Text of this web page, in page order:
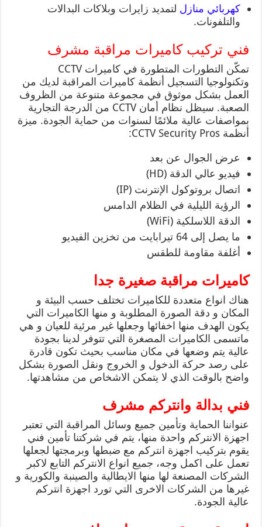
كهربائي منازل لتمديد زايرات وبلاكات البدالات
والتلفونات.
فني تركيب كاميرات مراقبة مشرف
تمكّن التطورات المتطورة في كاميرات CCTV
وتكنولوجيا التسجيل أنظمة كاميرات المراقبة لديك من
العمل بشكل موثوق في مجموعة متنوعة من الظروف
الصعبة. سيظل نظام أمان CCTV من الدرجة التجارية
بمواصفات عالية ملائمًا لسنوات من حماية الجودة. ميزة
أنظمة CCTV Security Pros:
عرض الجوال عن بعد
فيديو عالي الدقة (HD)
اتصال بروتوكول الإنترنت (IP)
الرؤية الليلية في الظلام الدامس
الدقة اللاسلكية (WiFi)
ما يصل إلى 64 تيرابايت من تخزين الفيديو
أغلفة مقاومة للطقس
كاميرات مراقبة صغيرة جدا
هناك انواع متعددة للكاميرات تختلف حسب البيئة و
المكان و دقة الصورة المطلوبة و منها الكاميرات التي
يكون الهدف منها اخفائها وجعلها غير مرئية للعيان و هي
ماتسمى الكاميرات المصغرة التي تتوفر لدينا بجودة
عالية يتم وضعها في مكان مناسب بحيث تكون قادرة
على رصد حركة الدخول و الخروج ونقل الصورة بشكل
واضح بالوقت الذي لا يتمكن الاشخاص من مشاهدتها.
فني بدالة وانتركم مشرف
عنواننا الحماية وتأمين جميع وسائل المراقبة التي تعتبر
اجهزة الانتركم واحدة منها، يتم في شركتنا تأمين فني
يقوم بتركيب اجهزة انتركم مع ضبطها وبرمجتها لجعلها
تعمل على اكمل وجه، جميع انواع الانتركم التابع لاكبر
الشركات المصنعة لها منها الايطالية والصينبة والكورية و
غيرها من الشركات الاخرى التي تورد اجهزة انتركم
عالية الجودة.